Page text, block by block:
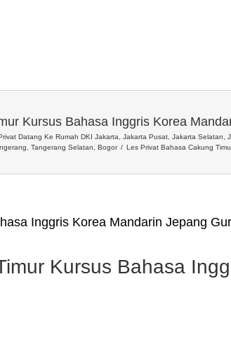
Kursus Bahasa Inggris Korea
Datang Ke Rumah DKI Jakarta, Jakarta Pusat, Jakarta Selatan,
Tangerang Selatan, Bogor
Les Privat Bahasa Cakung
Inggris Korea Mandarin Jepang
Kursus Bahasa